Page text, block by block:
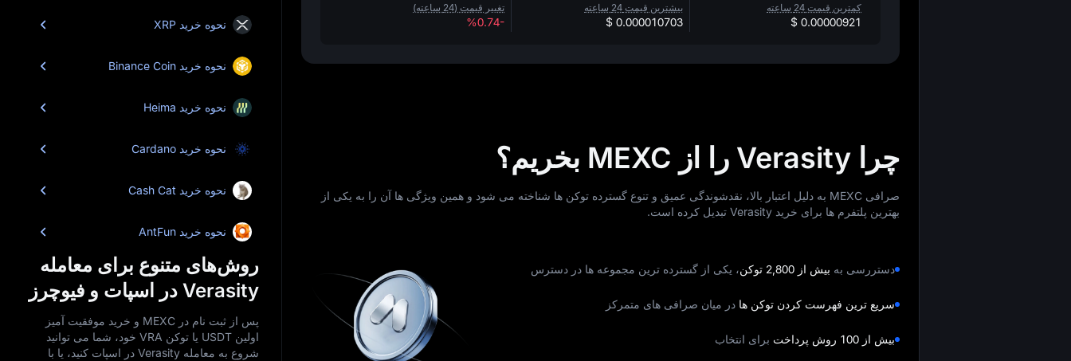
کمترین قیمت 24 ساعته
$ 0.00000921
بیشترین قیمت 24 ساعته
$ 0.000010703
تغییر قیمت (24 ساعته)
%0.74-
چرا Verasity را از MEXC بخریم؟
صرافی MEXC به دلیل اعتبار بالا، نقدشوندگی عمیق و تنوع گسترده توکن‌ ها شناخته می‌ شود و همین ویژگی‌ ها آن را به یکی از
بهترین پلتفرم‌ ها برای خرید Verasity تبدیل کرده است.
دستررسی به بیش از 2,800 توکن ، یکی از گسترده‌ ترین مجموعه‌ ها در دسترس
سریع‌ ترین فهرست‌ کردن توکن‌ ها در میان صرافی‌ های متمرکز
بیش از 100 روش پرداخت برای انتخاب
نحوه خرید XRP
نحوه خرید Binance Coin
نحوه خرید Heima
نحوه خرید Cardano
نحوه خرید Cash Cat
نحوه خرید AntFun
روش‌های متنوع برای معامله
Verasity در اسپات و فیوچرز
پس از ثبت‌ نام در MEXC و خرید موفقیت‌ آمیز
اولین USDT یا توکن VRA خود، شما می‌ توانید
شروع به معامله Verasity در اسپات کنید، یا با